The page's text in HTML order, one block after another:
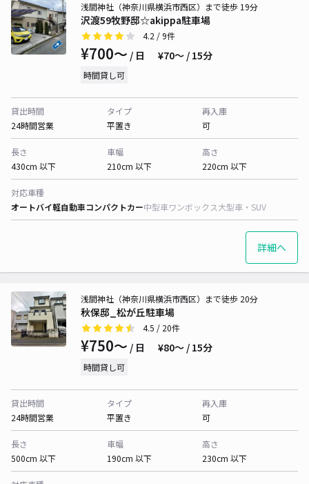
沢渡59牧野邸☆akippa駐車場
浅間神社（神奈川県横浜市西区）まで徒歩 19分
4.2 / 9件
¥700〜 / 日 ¥70〜 / 15分
時間貸し可
貸出時間
24時間営業
タイプ
平置き
再入庫
可
長さ
430cm 以下
車幅
210cm 以下
高さ
220cm 以下
対応車種
オートバイ軽自動車コンパクトカー中型車ワンボックス大型車・SUV
詳細へ
秋保邸_松が丘駐車場
浅間神社（神奈川県横浜市西区）まで徒歩 20分
4.5 / 20件
¥750〜 / 日 ¥80〜 / 15分
時間貸し可
貸出時間
24時間営業
タイプ
平置き
再入庫
可
長さ
500cm 以下
車幅
190cm 以下
高さ
230cm 以下